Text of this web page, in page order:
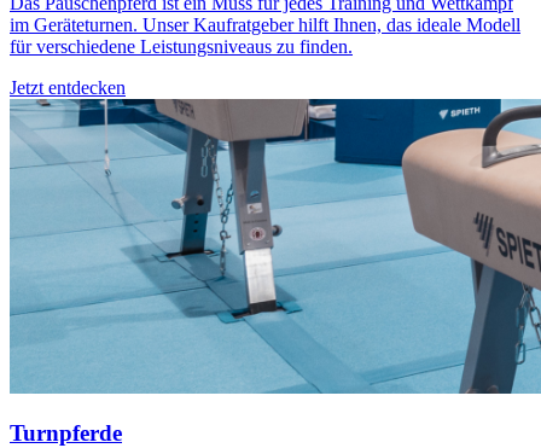
im Geräteturnen. Unser Kaufratgeber hilft Ihnen, das ideale Modell
für verschiedene Leistungsniveaus zu finden.
Jetzt entdecken
Turnpferde